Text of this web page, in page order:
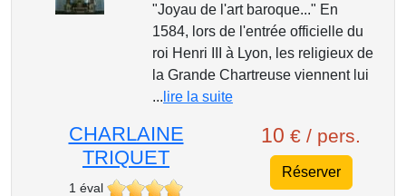
"Joyau de l'art baroque..." En
1584, lors de l'entrée officielle du
roi Henri III à Lyon, les religieux de
la Grande Chartreuse viennent lui
... lire la suite
CHARLAINE
TRIQUET
1 éval
10 € / pers.
Réserver